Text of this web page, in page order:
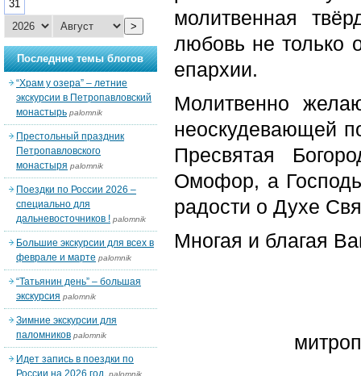
молитвенная
любовь не только
епархии.
Молитвенно
неоскудевающей
Пресвятая
Омофор, а
радости о Духе
Многая и благая
31
>
Последние темы блогов
“Храм у озера” – летние
экскурсии в Петропавловский
монастырь palomnik
Престольный праздник
Петропавловского
монастыря palomnik
Поездки по России 2026 –
специально для
дальневосточников ! palomnik
Большие экскурсии для всех в
феврале и марте palomnik
“Татьянин день” – большая
экскурсия palomnik
Зимние экскурсии для
паломников palomnik
Идет запись в поездки по
России на 2026 год. palomnik